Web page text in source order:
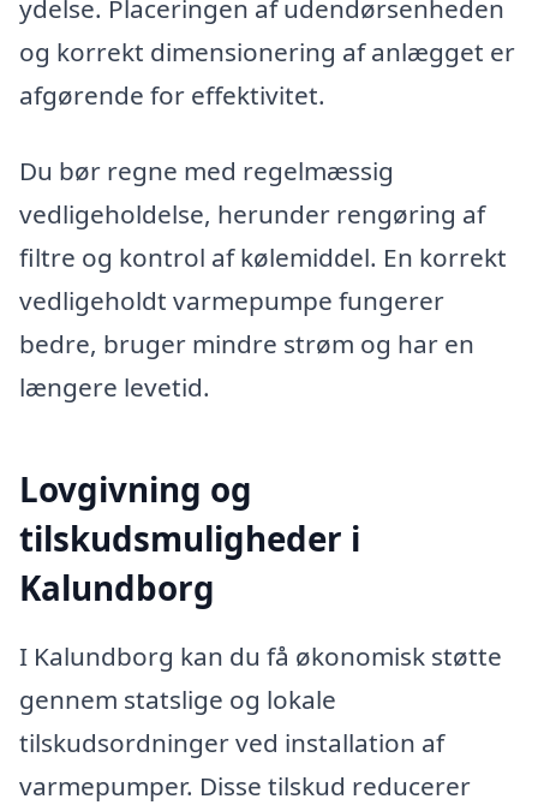
ydelse. Placeringen af udendørsenheden
og korrekt dimensionering af anlægget er
afgørende for effektivitet.
Du bør regne med regelmæssig
vedligeholdelse, herunder rengøring af
filtre og kontrol af kølemiddel. En korrekt
vedligeholdt varmepumpe fungerer
bedre, bruger mindre strøm og har en
længere levetid.
Lovgivning og
tilskudsmuligheder i
Kalundborg
I Kalundborg kan du få økonomisk støtte
gennem statslige og lokale
tilskudsordninger ved installation af
varmepumper. Disse tilskud reducerer